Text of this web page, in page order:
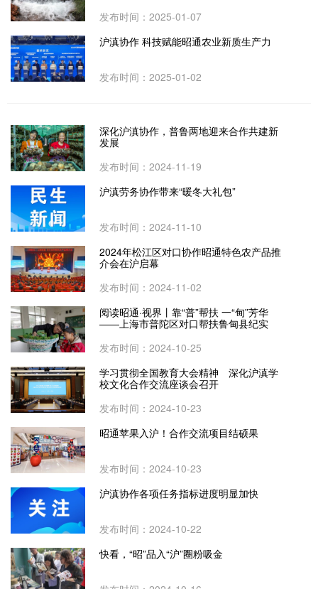
发布时间：2025-01-07
沪滇协作 科技赋能昭通农业新质生产力
发布时间：2025-01-02
深化沪滇协作，普鲁两地迎来合作共建新
发展
发布时间：2024-11-19
沪滇劳务协作带来“暖冬大礼包”
发布时间：2024-11-10
2024年松江区对口协作昭通特色农产品推
介会在沪启幕
发布时间：2024-11-02
阅读昭通·视界丨靠“普”帮扶 一“甸”芳华
——上海市普陀区对口帮扶鲁甸县纪实
发布时间：2024-10-25
学习贯彻全国教育大会精神 深化沪滇学
校文化合作交流座谈会召开
发布时间：2024-10-23
昭通苹果入沪！合作交流项目结硕果
发布时间：2024-10-23
沪滇协作各项任务指标进度明显加快
发布时间：2024-10-22
快看，“昭”品入“沪”圈粉吸金